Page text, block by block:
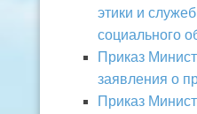
этики и
социального
Приказ
заявления о
Приказ